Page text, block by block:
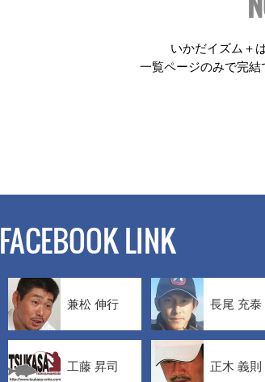
いかだイズム＋
一覧ページのみで完結
FACEBOOK LINK
兼松 伸行 長尾 充泰
工藤 昇司 正木 義則